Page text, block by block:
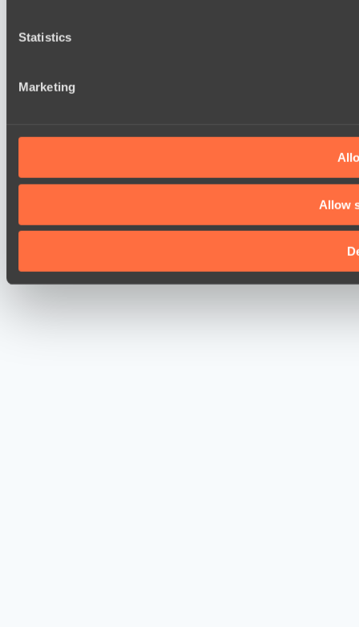
Statistics
Marketing
Allow